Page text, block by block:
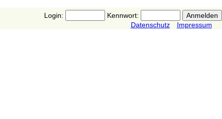
Login:
Kennwort:
Datenschutz
Impressum